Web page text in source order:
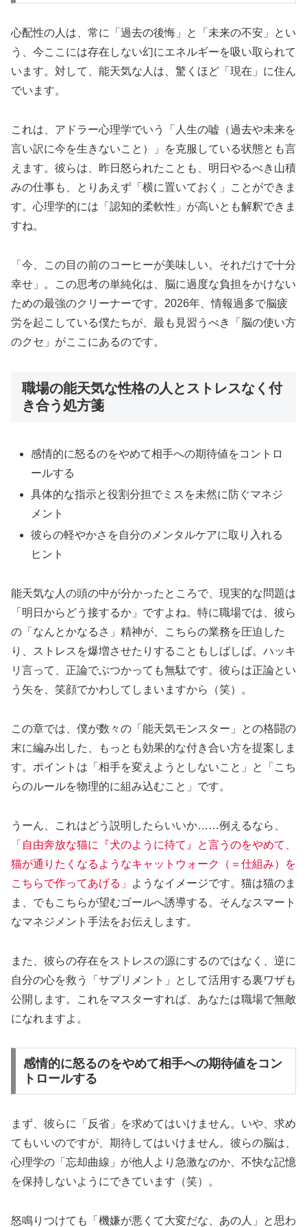
心配性の人は、常に「過去の後悔」と「未来の不安」とい
う、今ここには存在しない幻にエネルギーを吸い取られて
います。対して、能天気な人は、驚くほど「現在」に住ん
でいます。
これは、アドラー心理学でいう「 人生の嘘 （過去や未来を
言い訳に今を生きないこと）」を克服している状態とも言
えます。彼らは、昨日怒られたことも、明日やるべき山積
みの仕事も、とりあえず「横に置いておく」ことができま
す。心理学的には「 認知的柔軟性 」が高いとも解釈できま
すね。
「今、この目の前のコーヒーが美味しい。それだけで十分
幸せ」。この思考の単純化は、脳に過度な負担をかけない
ための最強のクリーナーです。2026年、情報過多で脳疲
労を起こしている僕たちが、最も見習うべき「脳の使い方
のクセ」がここにあるのです。
職場の能天気な性格の人とストレスなく付
き合う処方箋
感情的に怒るのをやめて相手への期待値をコントロ
ールする
具体的な指示と役割分担でミスを未然に防ぐマネジ
メント
彼らの軽やかさを自分のメンタルケアに取り入れる
ヒント
能天気な人の頭の中が分かったところで、現実的な問題は
「明日からどう接するか」ですよね。特に職場では、彼ら
の「なんとかなるさ」精神が、こちらの業務を圧迫した
り、ストレスを爆増させたりすることもしばしば。ハッキ
リ言って、正論でぶつかっても無駄です。彼らは正論とい
う矢を、笑顔でかわしてしまいますから（笑）。
この章では、僕が数々の「能天気モンスター」との格闘の
末に編み出した、もっとも効果的な付き合い方を提案しま
す。ポイントは「相手を変えようとしないこと」と「こち
らのルールを物理的に組み込むこと」です。
うーん、これはどう説明したらいいか……例えるなら、
「自由奔放な猫に『犬のように待て』と言うのをやめて、
猫が通りたくなるようなキャットウォーク（＝仕組み）を
こちらで作ってあげる」
ようなイメージです。猫は猫のま
ま、でもこちらが望むゴールへ誘導する。そんなスマート
なマネジメント手法をお伝えします。
また、彼らの存在をストレスの源にするのではなく、逆に
自分の心を救う「サプリメント」として活用する裏ワザも
公開します。これをマスターすれば、あなたは職場で無敵
になれますよ。
感情的に怒るのをやめて相手への期待値をコン
トロールする
まず、彼らに「反省」を求めてはいけません。いや、求め
てもいいのですが、期待してはいけません。彼らの脳は、
心理学の「 忘却曲線 」が他人より急激なのか、不快な記憶
を保持しないようにできています（笑）。
怒鳴りつけても「機嫌が悪くて大変だな、あの人」と思わ